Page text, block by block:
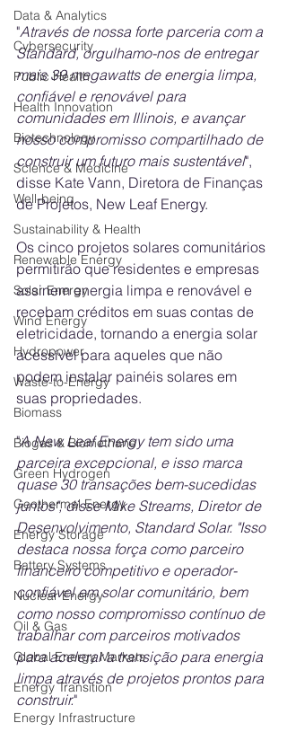
Data & Analytics
Cybersecurity
Public Health
Health Innovation
Biotechnology
Science & Medicine
Well-being
Sustainability & Health
Renewable Energy
Solar Energy
Wind Energy
Hydropower
Waste-to-Energy
Biomass
Biogas & Biomethane
Green Hydrogen
Geothermal Energy
Energy Storage
Battery Systems
Nuclear Energy
Oil & Gas
Global Energy Markets
Energy Transition
Energy Infrastructure
"Através de nossa forte parceria com a
Standard, orgulhamo-nos de entregar
mais 39 megawatts de energia limpa,
confiável e renovável para
comunidades em Illinois, e avançar
nosso compromisso compartilhado de
construir um futuro mais sustentável",
disse Kate Vann, Diretora de Finanças
de Projetos, New Leaf Energy.
Os cinco projetos solares comunitários
permitirão que residentes e empresas
assinem energia limpa e renovável e
recebam créditos em suas contas de
eletricidade, tornando a energia solar
acessível para aqueles que não
podem instalar painéis solares em
suas propriedades.
"A New Leaf Energy tem sido uma
parceira excepcional, e isso marca
quase 30 transações bem-sucedidas
juntos", disse Mike Streams, Diretor de
Desenvolvimento, Standard Solar. "Isso
destaca nossa força como parceiro
financeiro competitivo e operador-
confiável em solar comunitário, bem
como nosso compromisso contínuo de
trabalhar com parceiros motivados
para acelerar a transição para energia
limpa através de projetos prontos para
construir."